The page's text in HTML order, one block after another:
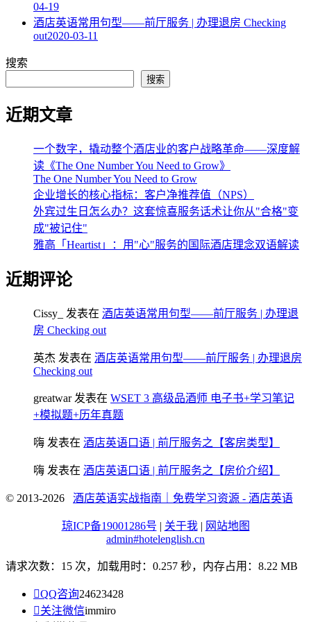
04-19
酒店英语常用句型——前厅服务 | 办理退房 Checking
out2020-03-11
搜索
搜索
近期文章
一个数字，撬动整个酒店业的客户战略革命——深度解
读《The One Number You Need to Grow》
The One Number You Need to Grow
企业增长的核心指标：客户净推荐值（NPS）
外宾过生日怎么办？这套惊喜服务话术让你从"合格"变
成"被记住"
雅高「Heartist」：用"心"服务的国际酒店理念双语解读
近期评论
Cissy_ 发表在 酒店英语常用句型——前厅服务 | 办理退
房 Checking out
英杰 发表在 酒店英语常用句型——前厅服务 | 办理退房
Checking out
greatwar发表在 WSET 3 高级品酒师 电子书+学习笔记
+模拟题+历年真题
嗨 发表在 酒店英语口语 | 前厅服务之【客房类型】
嗨 发表在 酒店英语口语 | 前厅服务之【房价介绍】
© 2013-2026 酒店英语实战指南｜免费学习资源 - 酒店英语
琼ICP备19001286号 | 关于我 | 网站地图
admin#hotelenglish.cn
请求次数：15 次，加载用时：0.257 秒，内存占用：8.22 MB
QQ咨询24623428
关注微信immiro